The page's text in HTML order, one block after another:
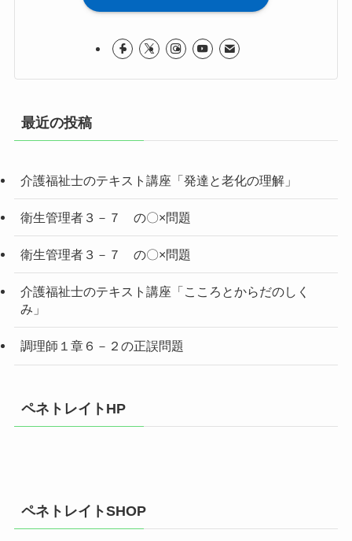
最近の投稿
介護福祉士のテキスト講座「発達と老化の理解」
衛生管理者３－７ の〇×問題
衛生管理者３－７ の〇×問題
介護福祉士のテキスト講座「こころとからだのしく
み」
調理師１章６－２の正誤問題
ペネトレイトHP
ペネトレイトSHOP